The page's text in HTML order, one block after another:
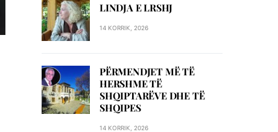
LINDJA E LRSHJ
14 KORRIK, 2026
PËRMENDJET MË TË
HERSHME TË
SHQIPTARËVE DHE TË
SHQIPES
14 KORRIK, 2026